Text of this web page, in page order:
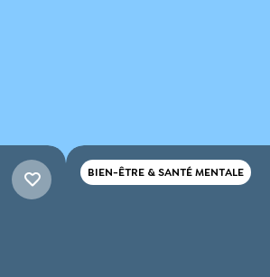
BIEN-ÊTRE & SANTÉ MENTALE